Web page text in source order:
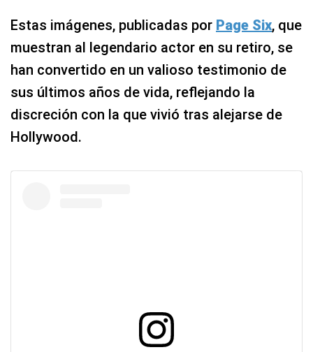
Estas imágenes, publicadas por Page Six, que
muestran al legendario actor en su retiro, se
han convertido en un valioso testimonio de
sus últimos años de vida, reflejando la
discreción con la que vivió tras alejarse de
Hollywood.